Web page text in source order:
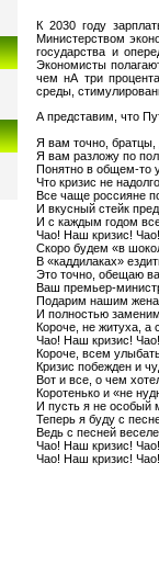
К 2030 году
Министерством
государства и
Экономисты
чем нА три
среды,
А представим, что
Я вам точно, братцы,
Я вам разложу по
Понятно в общем-то
Что кризис не
Все чаще россияне
И вкусный стейк
И с каждым годом
Чао! Наш кризис!
Скоро будем «в
В «каддилаках»
Это точно, обещаю
Ваш премьер-
Подарим нашим
И полностью
Короче, не житуха, а
Чао! Наш кризис!
Короче, всем
Кризис побежден и
Вот и все, о чем
Коротенько и «не
И пусть я не особый
Теперь я буду с
Ведь с песней
Чао! Наш кризис!
Чао! Наш кризис!